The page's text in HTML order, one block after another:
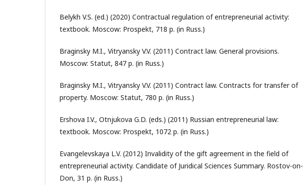
Belykh V.S. (ed.) (2020) Contractual regulation of entrepreneurial activity:
textbook. Moscow: Prospekt, 718 p. (in Russ.)
Braginsky M.I., Vitryansky V.V. (2011) Contract law. General provisions.
Moscow: Statut, 847 p. (in Russ.)
Braginsky M.I., Vitryansky V.V. (2011) Contract law. Contracts for transfer of
property. Moscow: Statut, 780 p. (in Russ.)
Ershova I.V., Otnjukova G.D. (eds.) (2011) Russian entrepreneurial law:
textbook. Moscow: Prospekt, 1072 p. (in Russ.)
Evangelevskaya L.V. (2012) Invalidity of the gift agreement in the field of
entrepreneurial activity. Candidate of Juridical Sciences Summary. Rostov-on-
Don, 31 p. (in Russ.)